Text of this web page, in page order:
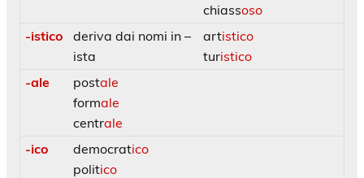
chiassoso
-istico
deriva dai nomi in –
ista
artistico
turistico
-ale
postale
formale
centrale
-ico
democratico
politico